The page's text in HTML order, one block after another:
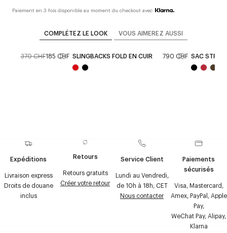
Paiement en 3 fois disponible au moment du checkout avec
COMPLÉTEZ LE LOOK VOUS AIMEREZ AUSSI
370 CHF185 CHF SLINGBACKS FOLD EN CUIR 790 CHF SAC STRIP
Expéditions
Livraison express
Droits de douane
inclus
Retours
Retours gratuits
Créer votre retour
Service Client
Lundi au Vendredi,
de 10h à 18h, CET
Nous contacter
Paiements
sécurisés
Visa, Mastercard,
Amex, PayPal, Apple
Pay,
WeChat Pay, Alipay,
Klarna